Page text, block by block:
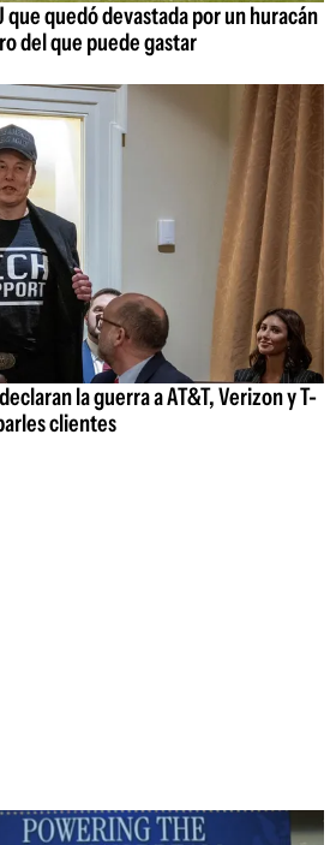
que quedó devastada por un huracán
del que puede gastar
la guerra a AT&T, Verizon y T-
clientes